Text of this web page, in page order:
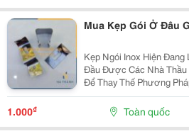
Mua Kẹp Gói Ở Đâu
Kẹp Ngói Inox Hiện Đang
Đầu Được Các Nhà Thầu
Để Thay Thế Phương
Trong Thi Công Mái Ngói
Chỉ Cần Đẹp Mà Phải
Trước...
1.000₫ Toàn quốc